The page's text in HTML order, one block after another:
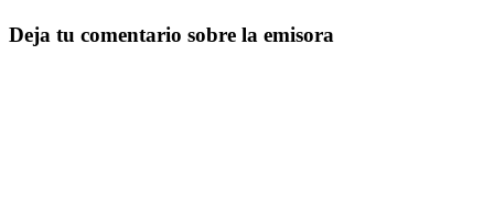
Deja tu comentario sobre la emisora